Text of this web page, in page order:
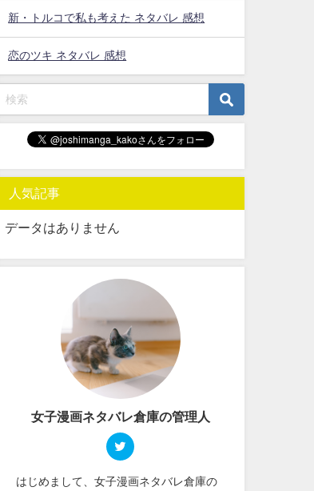
新・トルコで私も考えた ネタバレ 感想
恋のツキ ネタバレ 感想
人気記事
データはありません
女子漫画ネタバレ倉庫の管理人
はじめまして、女子漫画ネタバレ倉庫の